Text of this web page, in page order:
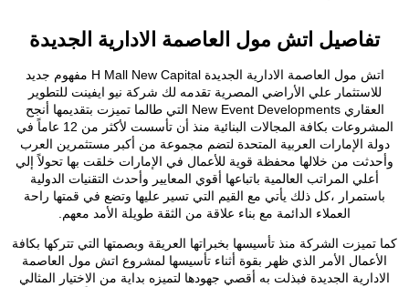
تفاصيل اتش مول العاصمة الادارية الجديدة
اتش مول العاصمة الادارية الجديدة H Mall New Capital مفهوم جديد
علي الأراضي المصرية تقدمه لك شركة نيو ايفينت للتطوير
العقاري New Event Developments التي طالما تميزت بتقديمها أنجح
المشروعات بكافة المجالات البنائية منذ أن تأسست لأكثر من 12 عاماً في
الإمارات العربية المتحدة لتضم مجموعة من أكبر مستثمرين العرب
من خلالها محفظة قوية للأعمال في الإمارات خلقت بها تحولاً إلي
أعلي المراتب العالمية باتباعها أقوي المعايير وأحدث التقنيات الدولية
،كل ذلك يأتي مع القيم التي تسير عليها وتضع في قمتها راحة
العملاء الدائمة مع بناء علاقة من الثقة طويلة الأمد معهم.
تميزت الشركة منذ تأسيسها بخبراتها العريقة وبصمتها التي تتركها بكافة
الأمر الذي ظهر بقوة أثناء تأسيسها لمشروع اتش مول العاصمة
الجديدة فبذلت به أقصي جهودها لتميزه بداية من الاختيار المثالي